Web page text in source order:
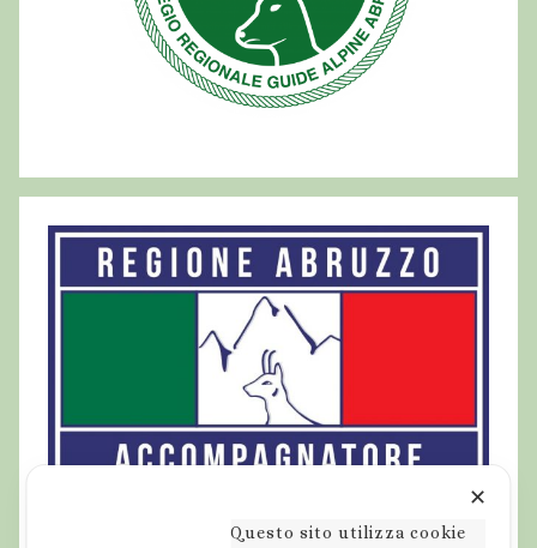
✕
Questo sito utilizza cookie